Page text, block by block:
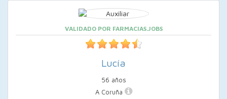
VALIDADO POR FARMACIAS.JOBS
Lucía
56 años
A Coruña